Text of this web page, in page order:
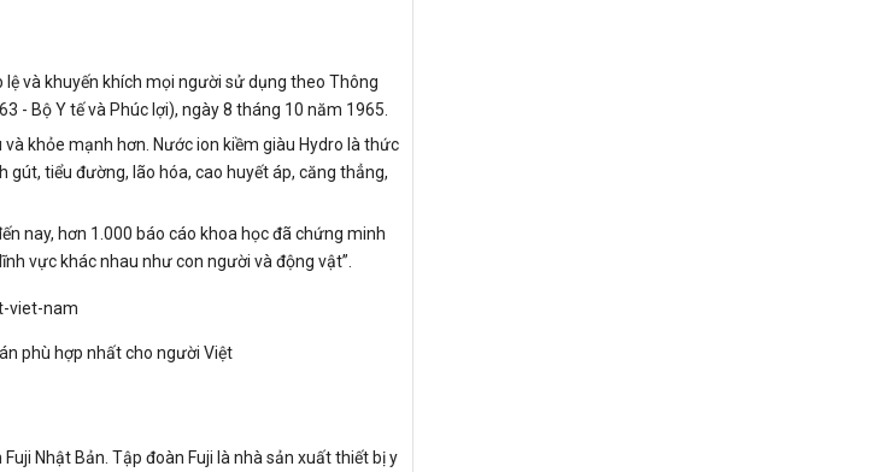
và khuyến khích mọi người sử dụng theo Thông
- Bộ Y tế và Phúc lợi), ngày 8 tháng 10 năm 1965.
khỏe mạnh hơn. Nước ion kiềm giàu Hydro là thức
tiểu đường, lão hóa, cao huyết áp, căng thẳng,
nay, hơn 1.000 báo cáo khoa học đã chứng minh
vực khác nhau như con người và động vật”.
phù hợp nhất cho người Việt
Nhật Bản. Tập đoàn Fuji là nhà sản xuất thiết bị y